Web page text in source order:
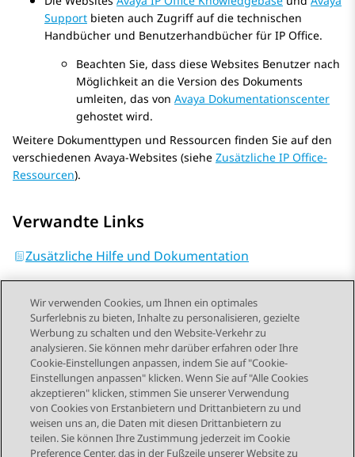
Support bieten auch Zugriff auf die technischen
Handbücher und Benutzerhandbücher für IP Office.
Beachten Sie, dass diese Websites Benutzer nach
Möglichkeit an die Version des Dokuments
umleiten, das von Avaya Dokumentationscenter
gehostet wird.
Weitere Dokumenttypen und Ressourcen finden Sie auf den
verschiedenen Avaya-Websites (siehe Zusätzliche IP Office-
Ressourcen).
Verwandte Links
Zusätzliche Hilfe und Dokumentation
Send Feedback
Themennavigation
Vorheriges Thema Nächstes Thema
Wir verwenden Cookies, um Ihnen ein optimales
Surferlebnis zu bieten, Inhalte zu personalisieren, gezielte
Werbung zu schalten und den Website-Verkehr zu
analysieren. Sie können mehr darüber erfahren oder Ihre
Cookie-Einstellungen anpassen, indem Sie auf "Cookie-
Einstellungen anpassen" klicken. Wenn Sie auf "Alle Cookies
akzeptieren" klicken, stimmen Sie unserer Verwendung
von Cookies von Erstanbietern und Drittanbietern zu und
weisen uns an, die Daten mit diesen Drittanbietern zu
teilen. Sie können Ihre Zustimmung jederzeit im Cookie
Preference Center, das in der Fußzeile unserer Website zu